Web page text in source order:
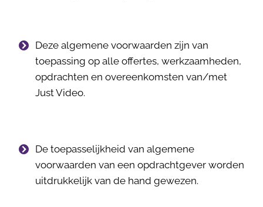
Deze algemene voorwaarden zijn van
toepassing op alle offertes, werkzaamheden,
opdrachten en overeenkomsten van/met
Just Video.
De toepasselijkheid van algemene
voorwaarden van een opdrachtgever worden
uitdrukkelijk van de hand gewezen.